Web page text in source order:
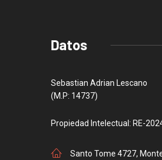
Datos
Sebastian Adrian Lescano
(M.P: 14737)
Propiedad Intelectual: RE-
Santo Tome 4727,